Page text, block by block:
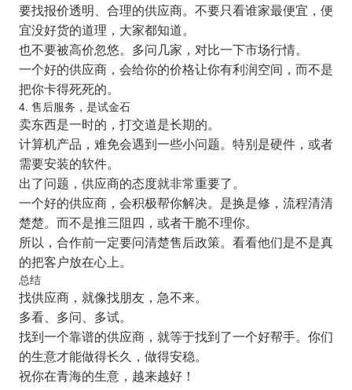
要找报价透明、合理的供应商。不要只看谁家最便宜，便
宜没好货的道理，大家都知道。
也不要被高价忽悠。多问几家，对比一下市场行情。
一个好的供应商，会给你的价格让你有利润空间，而不是
把你卡得死死的。
4. 售后服务，是试金石
卖东西是一时的，打交道是长期的。
计算机产品，难免会遇到一些小问题。特别是硬件，或者
需要安装的软件。
出了问题，供应商的态度就非常重要了。
一个好的供应商，会积极帮你解决。是换是修，流程清清
楚楚。而不是推三阻四，或者干脆不理你。
所以，合作前一定要问清楚售后政策。看看他们是不是真
的把客户放在心上。
总结
找供应商，就像找朋友，急不来。
多看、多问、多试。
找到一个靠谱的供应商，就等于找到了一个好帮手。你们
的生意才能做得长久，做得安稳。
祝你在青海的生意，越来越好！